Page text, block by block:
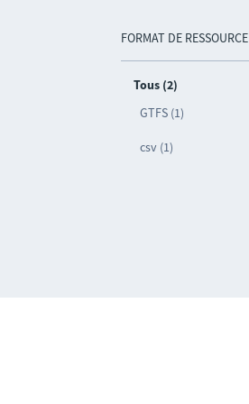
FORMAT DE RESSOURCE
Tous (2)
GTFS (1)
csv (1)